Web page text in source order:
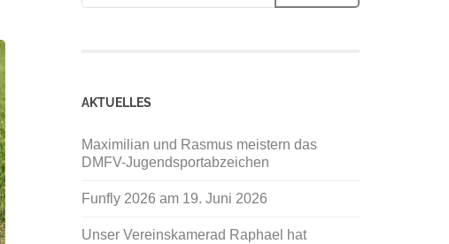
AKTUELLES
Maximilian und Rasmus meistern das
DMFV-Jugendsportabzeichen
Funfly 2026 am 19. Juni 2026
Unser Vereinskamerad Raphael hat